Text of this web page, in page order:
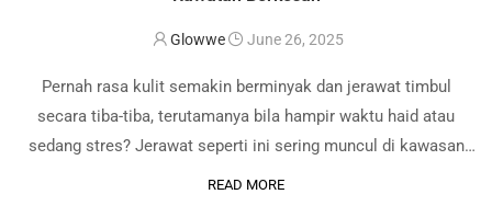
Glowwe June 26, 2025
Pernah rasa kulit semakin berminyak dan jerawat timbul
secara tiba-tiba, terutamanya bila hampir waktu haid atau
sedang stres? Jerawat seperti ini sering muncul di kawasan
READ MORE